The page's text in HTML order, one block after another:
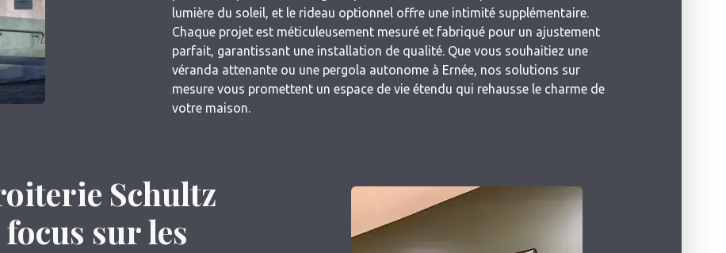
lumière du soleil, et le rideau optionnel offre une intimité supplémentaire.
Chaque projet est méticuleusement mesuré et fabriqué pour un ajustement
parfait, garantissant une installation de qualité. Que vous souhaitiez une
véranda attenante ou une pergola autonome à Ernée, nos solutions sur
mesure vous promettent un espace de vie étendu qui rehausse le charme de
votre maison.
Schultz
sur les